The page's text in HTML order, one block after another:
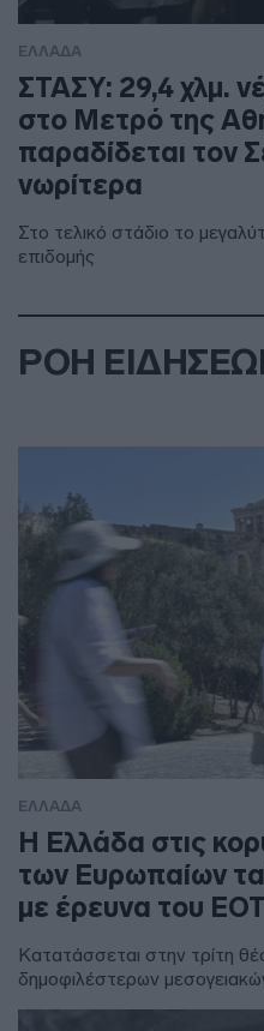
ΕΛΛΑΔΑ
ΣΤΑΣΥ: 29,4 χλμ.
στο Μετρό της
παραδίδεται τον
νωρίτερα
Στο τελικό στάδιο το
επιδομής
ΡΟΗ
ΕΛΛΑΔΑ
Η Ελλάδα στις
των Ευρωπαίων
με έρευνα του ΕΟΤ
Κατατάσσεται στην τρίτη
δημοφιλέστερων